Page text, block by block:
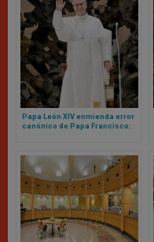
Papa León XIV enmienda error
canónico de Papa Francisco:
del Vaticano